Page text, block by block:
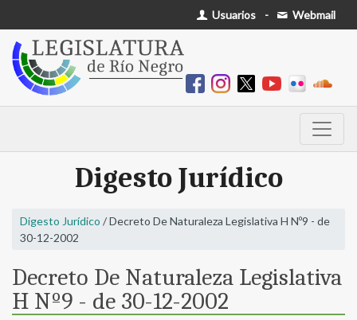
Usuarios - Webmail
Digesto Jurídico
Digesto Jurídico / Decreto De Naturaleza Legislativa H Nº9 - de
30-12-2002
Decreto De Naturaleza Legislativa
H Nº9 - de 30-12-2002